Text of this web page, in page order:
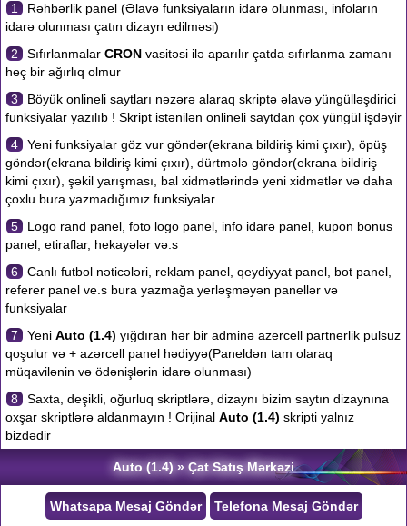
1
Rəhbərlik panel (Əlavə funksiyaların idarə olunması, infoların
idarə olunması çatın dizayn edilməsi)
2
Sıfırlanmalar CRON vasitəsi ilə aparılır çatda sıfırlanma zamanı
heç bir ağırlıq olmur
3
Böyük onlineli saytları nəzərə alaraq skriptə əlavə yüngülləşdirici
funksiyalar yazılıb ! Skript istənilən onlineli saytdan çox yüngül işdəyir
4
Yeni funksiyalar göz vur göndər(ekrana bildiriş kimi çıxır), öpüş
göndər(ekrana bildiriş kimi çıxır), dürtmələ göndər(ekrana bildiriş
kimi çıxır), şəkil yarışması, bal xidmətlərində yeni xidmətlər və daha
çoxlu bura yazmadığımız funksiyalar
5
Logo rand panel, foto logo panel, info idarə panel, kupon bonus
panel, etiraflar, hekayələr və.s
6
Canlı futbol nəticələri, reklam panel, qeydiyyat panel, bot panel,
referer panel ve.s bura yazmağa yerləşməyən panellər və
funksiyalar
7
Yeni Auto (1.4) yığdıran hər bir adminə azercell partnerlik pulsuz
qoşulur və + azərcell panel hədiyyə(Paneldən tam olaraq
müqavilənin və ödənişlərin idarə olunması)
8
Saxta, deşikli, oğurluq skriptlərə, dizaynı bizim saytın dizaynına
oxşar skriptlərə aldanmayın ! Orijinal Auto (1.4) skripti yalnız
bizdədir
Auto (1.4) » Çat Satış Mərkəzi
Whatsapa Mesaj Göndər Telefona Mesaj Göndər